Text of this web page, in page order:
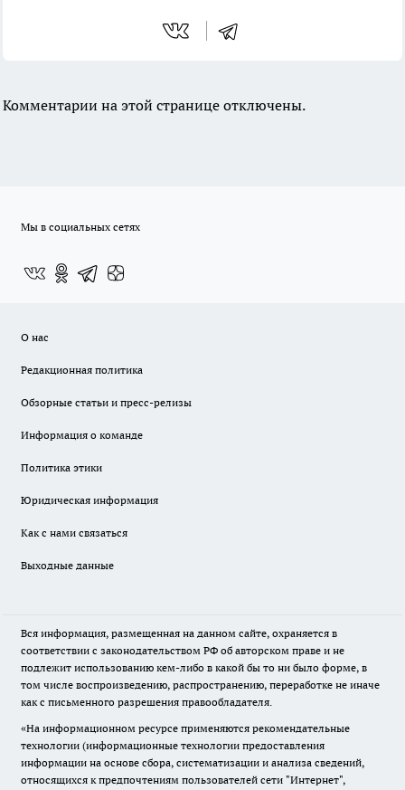
Комментарии на этой странице отключены.
Мы в социальных сетях
О нас
Редакционная политика
Обзорные статьи и пресс-релизы
Информация о команде
Политика этики
Юридическая информация
Как с нами связаться
Выходные данные
Вся информация, размещенная на данном сайте, охраняется в
соответствии с законодательством РФ об авторском праве и не
подлежит использованию кем-либо в какой бы то ни было форме, в
том числе воспроизведению, распространению, переработке не иначе
как с письменного разрешения правообладателя.
«На информационном ресурсе применяются рекомендательные
технологии (информационные технологии предоставления
информации на основе сбора, систематизации и анализа сведений,
относящихся к предпочтениям пользователей сети "Интернет",